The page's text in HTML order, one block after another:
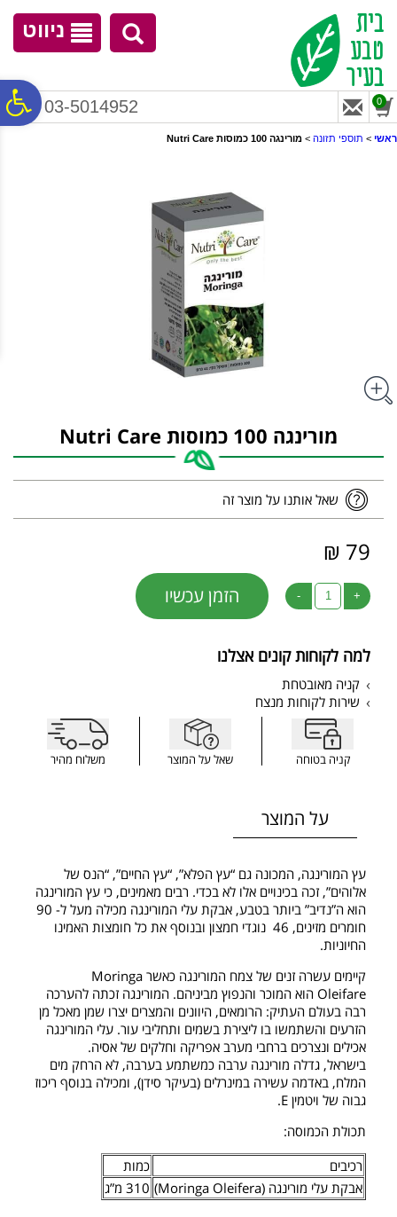
נגישות
ניווט
03-5014952 0
ראשי > תוספי תזונה > מורינגה 100 כמוסות Nutri Care
מורינגה 100 כמוסות Nutri Care
שאל אותנו על מוצר זה
79 ₪
+
- הזמן עכשיו
למה לקוחות קונים אצלנו
קניה מאובטחת
שירות לקוחות מנצח
קניה בטוחה שאל על המוצר משלוח מהיר
על המוצר
עץ המורינגה, המכונה גם “עץ הפלא”, “עץ החיים”, “הנס של
אלוהים”, זכה בכינויים אלו לא בכדי. רבים מאמינים, כי עץ המורינגה
הוא ה”נדיב” ביותר בטבע, אבקת עלי המורינגה מכילה מעל ל- 90
חומרים מזינים, 46 נוגדי חמצון ובנוסף את כל חומצות האמינו
החיוניות.
קיימים עשרה זנים של צמח המורינגה כאשר Moringa
Oleifare הוא המוכר והנפוץ מביניהם. המורינגה זכתה להערכה
רבה בעולם העתיק: הרומאים, היוונים והמצרים יצרו שמן מאכל מן
הזרעים והשתמשו בו ליצירת בשמים ותחליבי עור. עלי המורינגה
אכילים ונצרכים ברחבי מערב אפריקה וחלקים של אסיה.
בישראל, גדלה מורינגה ערבה כמשתמע בערבה, לא הרחק מים
המלח, באדמה עשירה במינרלים (בעיקר סידן), ומכילה בנוסף ריכוז
גבוה של ויטמין E.
תכולת הכמוסה:
רכיבים
כמות
אבקת עלי מורינגה (Moringa Oleifera)
310 מ”ג